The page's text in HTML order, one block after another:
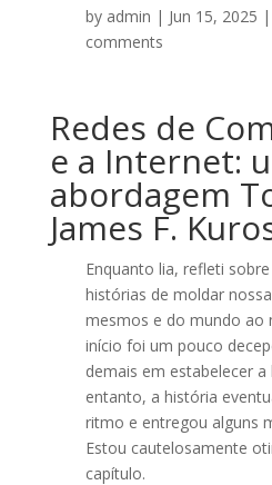
by admin | Jun 15, 2025 |
comments
Redes de
e a Internet:
abordagem
James F.
Enquanto lia, refleti
histórias de moldar
mesmos e do mundo ao
início foi um pouco
demais em estabelecer
entanto, a história
ritmo e entregou alguns
Estou cautelosamente
capítulo.